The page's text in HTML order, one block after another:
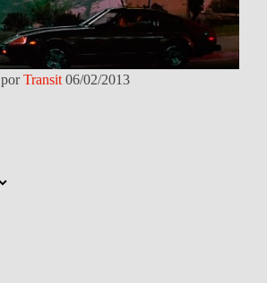
porTransit 06/02/2013